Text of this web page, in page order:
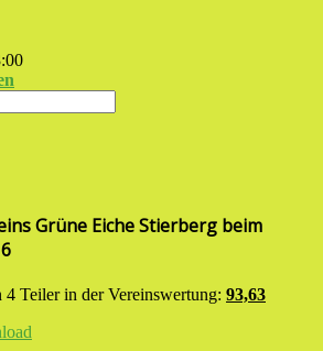
Grüne Eiche Stierberg beim
4 Teiler in der Vereinswertung: 93,63